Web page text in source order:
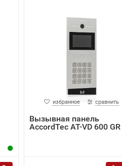
избранное сравнить
Вызывная панель
AccordTec AT-VD 600 GR